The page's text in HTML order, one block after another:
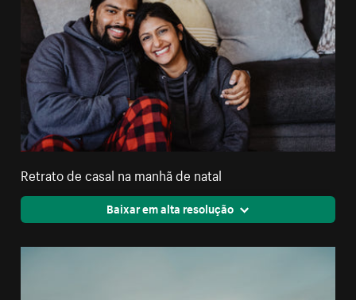
Retrato de casal na manhã de natal
Baixar em alta resolução